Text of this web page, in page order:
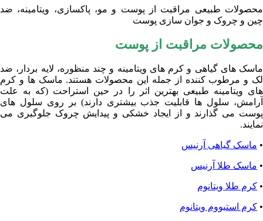
محصولات طبیعی مراقبت از پوست و مو، پاکسازی، ویتامینه، ضد
چین و چروک و جوان سازی پوست
محصولات مراقبت از پوست
ماسک های گیاهی و کرم های ویتامینه و چند منظوره، لایه بردار، ضد
لک و مرطوب کننده از جمله این محصولات هستند. ماسک ها و کرم
های ویتامینه طبیعی بهترین اثر را در حین استراحت (که به علت
آرامش، سلول ها قابلیت جذب بیشتری دارند) بر روی سلول های
پوست می گذارند و از ایجاد خشکی و پیدایش چروک جلوگیری می
نمایند.
• ماسک گیاهی آرنیس
• ماسک طلا آرنیس
• کرم طلا ویتانوم
• کرم استیووم ویتانوم